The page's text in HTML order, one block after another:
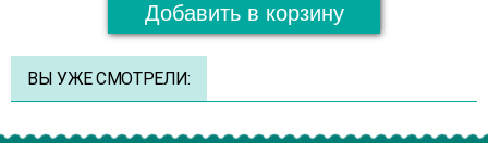
Добавить в корзину
ВЫ УЖЕ СМОТРЕЛИ: